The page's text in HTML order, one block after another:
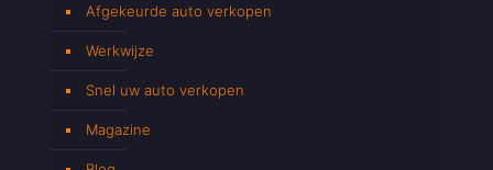
Afgekeurde auto verkopen
Werkwijze
Snel uw auto verkopen
Magazine